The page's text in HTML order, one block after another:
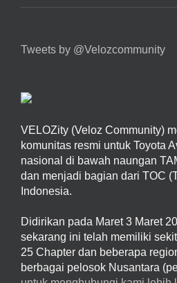
Tweets by @Velozcommunity
VELOZity (Veloz Community)
komunitas resmi untuk Toyota
nasional di bawah naungan
dan menjadi bagian dari TOC
Indonesia.
Didirikan pada Maret 3 Maret
sekarang ini telah memiliki
25 Chapter dan beberapa
berbagai pelosok Nusantara